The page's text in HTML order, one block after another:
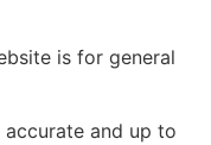
is for general
and up to